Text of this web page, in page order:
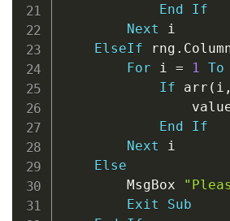
End
If
Next i
ElseIf rng .
For i = 1 To
If arr ( i ,
End
If
Next i
Else
        MsgBox
Exit
Sub